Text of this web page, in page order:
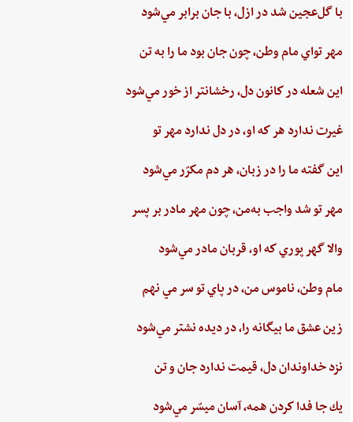
با گل‌عجين‌ شد در ازل،‌ با جان‌ برابر مي‌شود
مهر تواي ‌مام ‌وطن،‌ چون‌ جان‌ بود ما را به‌ تن
اين ‌شعله ‌در كانون ‌دل، ‌رخشانتر از خور مي‌شود
غيرت‌ ندارد هر كه او، در دل‌ ندارد مهر تو
اين‌ گفته‌ ما را در زبان، هر دم‌ مكرّر مي‌شود
مهر تو شد واجب‌ به‌من،‌ چون‌ مهر مادر بر پسر
والا گهر پوري‌ كه او، قربان مادر مي‌شود
مام‌ وطن‌، ناموس‌ من‌، در پاي ‌تو سر مي نهم‌
زين‌ عشق‌ ما بيگانه را، در ديده ‌نشتر مي‌شود
نزد خداوندان دل،‌ قيمت‌ ندارد جان‌ و تن
يك جا فدا كردن‌ همه،‌ آسان ميسّر مي‌شود